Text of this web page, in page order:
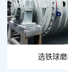
选铁球